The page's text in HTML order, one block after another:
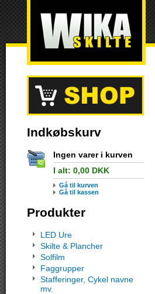
Indkøbskurv
Ingen varer i kurven
I alt: 0,00 DKK
Gå til kurven
Gå til kassen
Produkter
LED Ure
Skilte & Plancher
Solfilm
Faggrupper
Stafferinger, Cykel navne
mv.